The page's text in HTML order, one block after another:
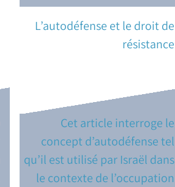
L’autodéfense et le droit de
résistance
Cet article interroge le
concept d’autodéfense tel
qu’il est utilisé par Israël dans
le contexte de l’occupation